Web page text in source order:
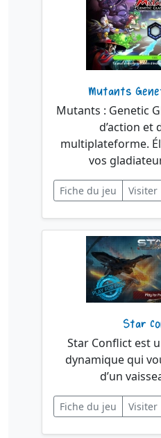
Mutants
Mutants : Genetic
d’action et
multiplateforme.
vos
Fiche du jeu Visiter
Star
Star Conflict est
dynamique qui
d’un
Fiche du jeu Visiter